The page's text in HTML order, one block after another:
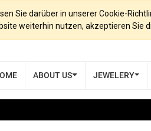
Sie darüber in unserer Cookie-
weiterhin nutzen, akzeptieren Sie
ABOUT US JEWELERY